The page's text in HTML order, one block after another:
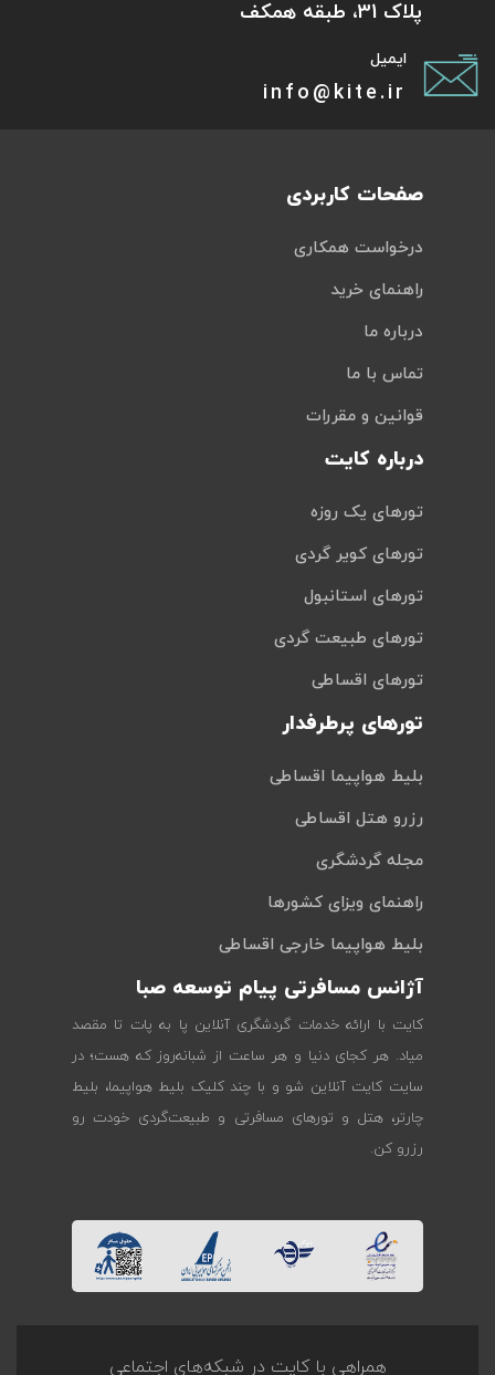
پلاک 31، طبقه همکف
ایمیل
info@kite.ir
صفحات کاربردی
درخواست همکاری
راهنمای خرید
درباره ما
تماس با ما
قوانین و مقررات
درباره کایت
تورهای یک روزه
تورهای کویر گردی
تورهای استانبول
تورهای طبیعت گردی
تورهای اقساطی
تورهای پرطرفدار
بلیط هواپیما اقساطی
رزرو هتل اقساطی
مجله گردشگری
راهنمای ویزای کشورها
بلیط هواپیما خارجی اقساطی
آژانس مسافرتی پیام توسعه صبا
کایت با ارائه خدمات گردشگری آنلاین پا به پات تا مقصد
میاد. هر کجای دنیا و هر ساعت از شبانه‌روز که هست؛ در
سایت کایت آنلاین شو و با چند کلیک بلیط هواپیما، بلیط
چارتر، هتل و تورهای مسافرتی و طبیعت‌گردی خودت رو
رزرو کن.
همراهی با کایت در شبکه‌های اجتماعی